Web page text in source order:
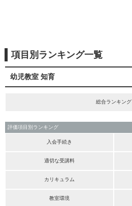
項目別ランキング一覧
幼児教室 知育
総合ランキング
評価項目別ランキング
入会手続き
適切な受講料
カリキュラム
教室環境